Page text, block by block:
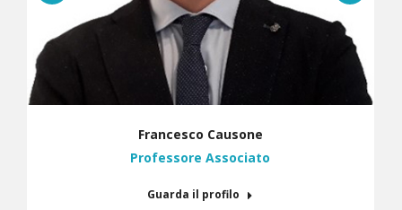
Francesco Causone
Professore Associato
Guarda il profilo